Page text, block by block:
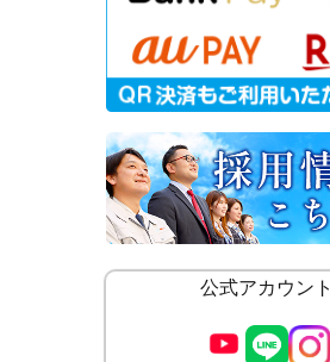
公式アカウント